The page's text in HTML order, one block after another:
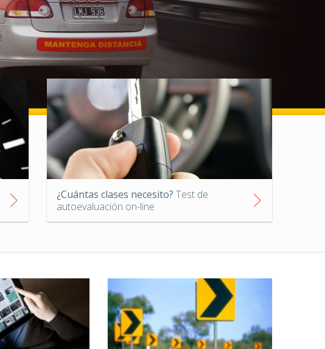
¿Cuántas clases necesito? Test de
autoevaluación on-line